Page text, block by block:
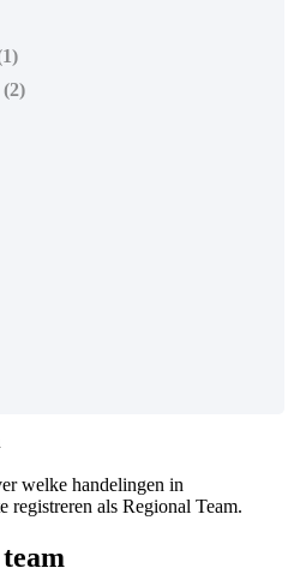
welke handelingen in
als Regional Team.